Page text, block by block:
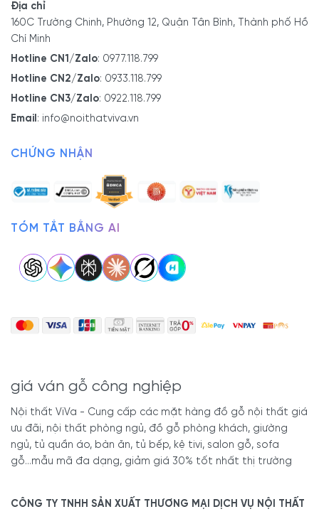
giá ván gỗ công nghiệp
Nội thất ViVa - Cung cấp các mặt hàng đồ gỗ nội thất giá
ưu đãi, nội thất phòng ngủ, đồ gỗ phòng khách, giường
ngủ, tủ quần áo, bàn ăn, tủ bếp, kệ tivi, salon gỗ, sofa
gỗ...mẫu mã đa dạng, giảm giá 30% tốt nhất thị trường
Địa chỉ
160C Trường Chinh, Phường 12, Quận Tân Bình, Thành phố Hồ
Chí Minh
Hotline CN1/Zalo: 0977.118.799
Hotline CN2/Zalo: 0933.118.799
Hotline CN3/Zalo: 0922.118.799
Email: info@noithatviva.vn
CHỨNG NHẬN
TÓM TẮT BẰNG AI
CÔNG TY TNHH SẢN XUẤT THƯƠNG MẠI DỊCH VỤ NỘI THẤT